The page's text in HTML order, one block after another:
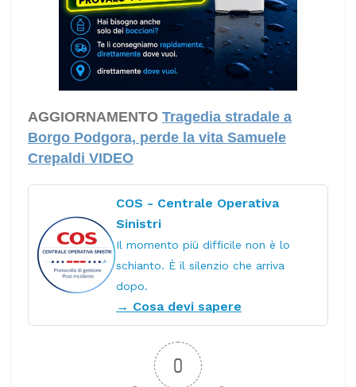
AGGIORNAMENTO Tragedia stradale a
Borgo Podgora, perde la vita Samuele
Crepaldi VIDEO
COS - Centrale Operativa
Sinistri
Il momento più difficile non è lo
schianto. È il silenzio che arriva
dopo.
→ Cosa devi sapere
0